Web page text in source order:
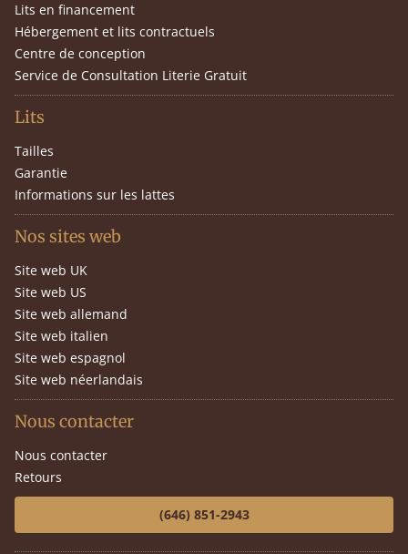
Lits en financement
Hébergement et lits contractuels
Centre de conception
Service de Consultation Literie Gratuit
Lits
Tailles
Garantie
Informations sur les lattes
Nos sites web
Site web UK
Site web US
Site web allemand
Site web italien
Site web espagnol
Site web néerlandais
Nous contacter
Nous contacter
Retours
(646) 851-2943